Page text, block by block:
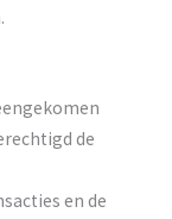
de
en de